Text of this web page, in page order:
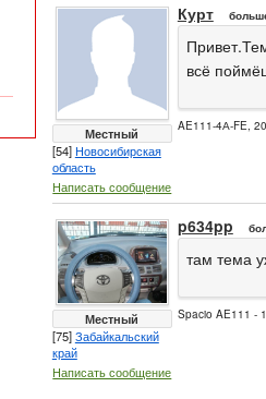
Местный
[54]Новосибирская
область
Написать сообщение
Курт
всё
AE111-4А-FE,
Местный
[75]Забайкальский
край
Написать сообщение
p634pp
там тема
Spacio AE111 -